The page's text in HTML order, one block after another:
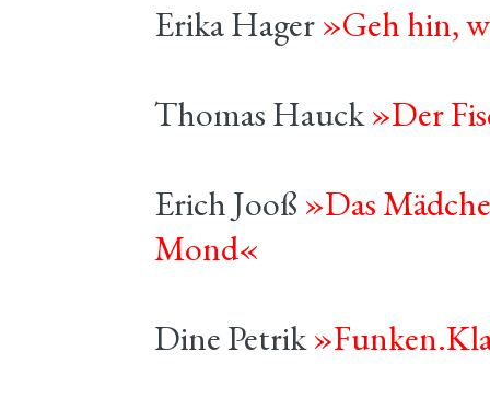
Erika Hager»Geh hin,
Thomas Hauck»Der
Erich Jooß »Das
Mond«
Dine Petrik